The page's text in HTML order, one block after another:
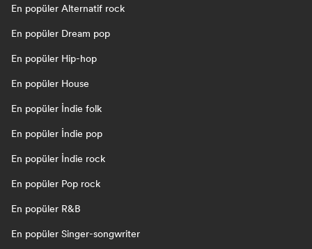
En popüler Alternatif rock
En popüler Dream pop
En popüler Hip-hop
En popüler House
En popüler İndie folk
En popüler İndie pop
En popüler İndie rock
En popüler Pop rock
En popüler R&B
En popüler Singer-songwriter